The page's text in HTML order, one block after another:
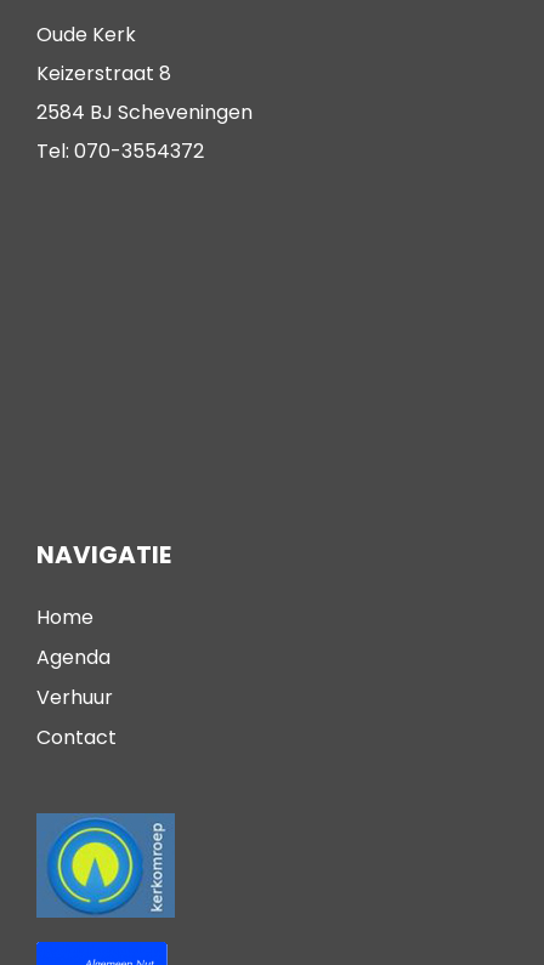
Oude Kerk
Keizerstraat 8
2584 BJ Scheveningen
Tel: 070-3554372
NAVIGATIE
Home
Agenda
Verhuur
Contact